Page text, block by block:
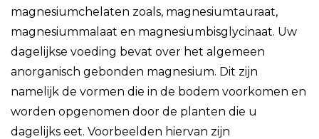
magnesiumchelaten zoals, magnesiumtauraat,
magnesiummalaat en magnesiumbisglycinaat. Uw
dagelijkse voeding bevat over het algemeen
anorganisch gebonden magnesium. Dit zijn
namelijk de vormen die in de bodem voorkomen en
worden opgenomen door de planten die u
dagelijks eet. Voorbeelden hiervan zijn